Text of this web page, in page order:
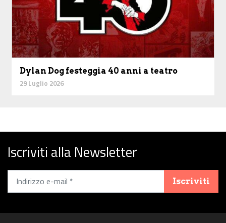
Dylan Dog festeggia 40 anni a teatro
29 Luglio 2026
Iscriviti alla Newsletter
Iscriviti